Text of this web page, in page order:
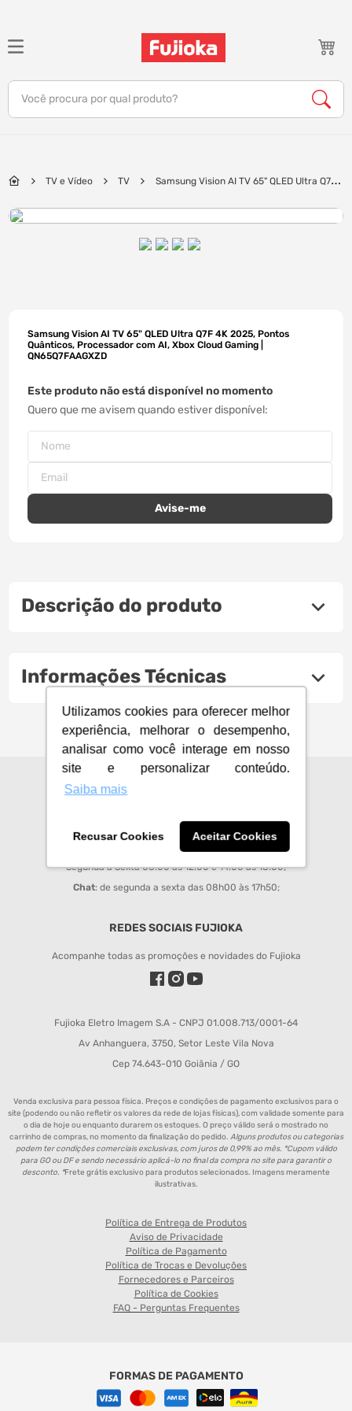
Utilizamos cookies para oferecer melhor
experiência, melhorar o desempenho,
analisar como você interage em nosso
site e personalizar conteúdo.
Saiba mais
Recusar Cookies Aceitar Cookies
Você procura por qual produto?
TV e Vídeo TV
Samsung Vision AI TV 65" QLED Ultra Q7F
QN65Q7FAAGXZD
Samsung Vision AI TV 65" QLED Ultra Q7F 4K 2025, Pontos
Quânticos, Processador com AI, Xbox Cloud Gaming |
QN65Q7FAAGXZD
Este produto não está disponível no momento
Quero que me avisem quando estiver disponível
Descrição do produto
Informações Técnicas
CENTRAL DE ATENDIMENTO
sac@fujioka.inf.br
Horário de Atendimento:
Segunda à Sexta 08:00 às 12:00 e 14:00 às 18:00;
Chat: de segunda a sexta das 08h00 às 17h50;
REDES SOCIAIS FUJIOKA
Acompanhe todas as promoções e novidades do Fujioka
Fujioka Eletro Imagem S.A - CNPJ 01.008.713/0001-64
Av Anhanguera, 3750, Setor Leste Vila Nova
Cep 74.643-010 Goiânia / GO
Venda exclusiva para pessoa física. Preços e condições de pagamento exclusivos para o
site (podendo ou não refletir os valores da rede de lojas físicas), com validade somente para
o dia de hoje ou enquanto durarem os estoques. O preço válido será o mostrado no
carrinho de compras, no momento da finalização do pedido. Alguns produtos ou categorias
podem ter condições comerciais exclusivas, com juros de 0,99% ao mês. *Cupom válido
para GO ou DF e sendo necessário aplicá-lo no final da compra no site para garantir o
desconto. *Frete grátis exclusivo para produtos selecionados. Imagens meramente
ilustrativas.
Política de Entrega de Produtos
Aviso de Privacidade
Política de Pagamento
Política de Trocas e Devoluções
Fornecedores e Parceiros
Política de Cookies
FAQ - Perguntas Frequentes
FORMAS DE PAGAMENTO
TERMOS MAIS BUSCADOS
1º
notebook
5º
jbl
7º
ar condicionado
10
caixa som